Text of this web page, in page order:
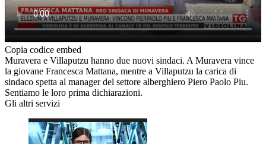
Copia codice embed
Muravera e Villaputzu hanno due nuovi sindaci. A Muravera vince
la giovane Francesca Mattana, mentre a Villaputzu la carica di
sindaco spetta al manager del settore alberghiero Piero Paolo Piu.
Sentiamo le loro prima dichiarazioni.
Gli altri servizi